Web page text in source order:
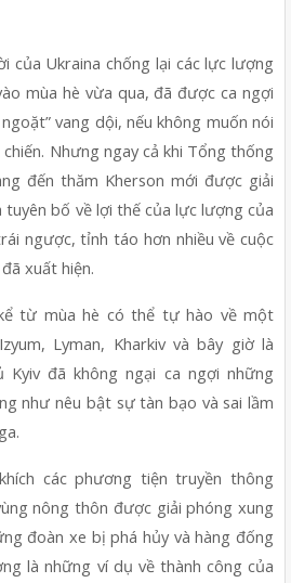
của Ukraina chống lại các lực lượng
mùa hè vừa qua, đã được ca ngợi
vang dội, nếu không muốn nói
Nhưng ngay cả khi Tổng thống
đến thăm Kherson mới được giải
bố về lợi thế của lực lượng của
ngược, tỉnh táo hơn nhiều về cuộc
xuất hiện.
từ mùa hè có thể tự hào về một
Lyman, Kharkiv và bây giờ là
Kyiv đã không ngại ca ngợi những
như nêu bật sự tàn bạo và sai lầm
các phương tiện truyền thông
nông thôn được giải phóng xung
đoàn xe bị phá hủy và hàng đống
là những ví dụ về thành công của